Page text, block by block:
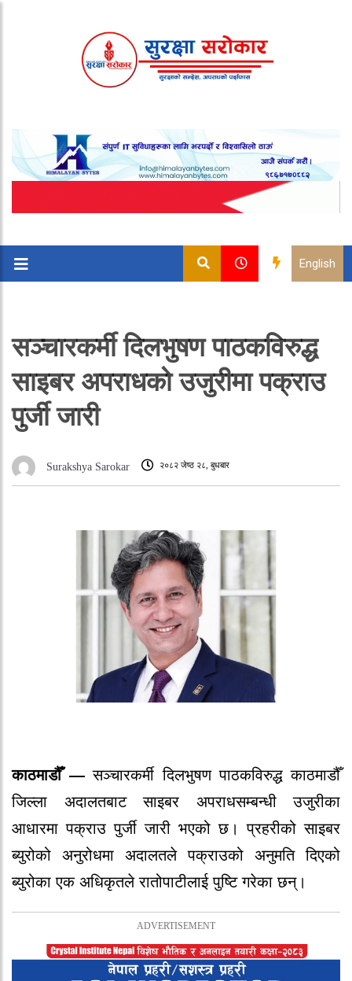
English
सञ्चारकर्मी दिलभुषण पाठकविरुद्ध
साइबर अपराधको उजुरीमा पक्राउ
पुर्जी जारी
Surakshya Sarokar २०८२ जेष्ठ २८, बुधबार
काठमाडौँ — सञ्चारकर्मी दिलभुषण पाठकविरुद्ध काठमाडौँ
जिल्ला अदालतबाट साइबर अपराधसम्बन्धी उजुरीका
आधारमा पक्राउ पुर्जी जारी भएको छ। प्रहरीको साइबर
ब्युरोको अनुरोधमा अदालतले पक्राउको अनुमति दिएको
ब्युरोका एक अधिकृतले रातोपाटीलाई पुष्टि गरेका छन्।